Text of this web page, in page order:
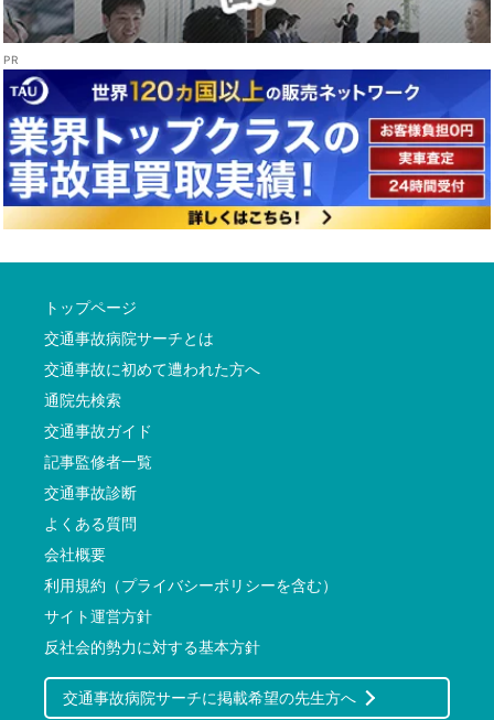
トップページ
交通事故病院サーチとは
交通事故に初めて遭われた方へ
通院先検索
交通事故ガイド
記事監修者一覧
交通事故診断
よくある質問
会社概要
利用規約（プライバシーポリシーを含む）
サイト運営方針
反社会的勢力に対する基本方針
交通事故病院サーチに掲載希望の先生方へ